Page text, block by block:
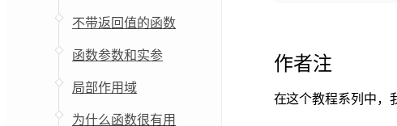
不带返回值的函数
函数参数和实参
局部作用域
为什么函数很有用
作者注
在这个教程系列中，